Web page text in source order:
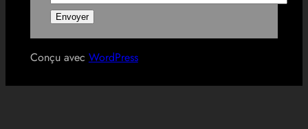
Conçu avec WordPress